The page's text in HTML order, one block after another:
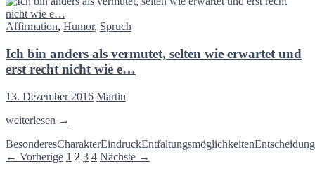
besteht
darin,
wir
auf
unserer
Suche…
Affirmation, Humor, Spruch
Ich bin anders als vermutet, selten wie erwartet und
erst recht nicht wie e…
13. Dezember 2016 Martin
Ich
anders
als
weiterlesen →
BesonderesCharakterEindruckEntfaltungsmöglichkeitenEntscheidung
Beitragsnavigation
← Vorherige 1 2 3 4 Nächste →